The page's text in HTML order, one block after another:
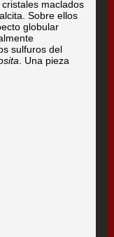
maclados
Sobre ellos
globular
sulfuros del
. Una pieza